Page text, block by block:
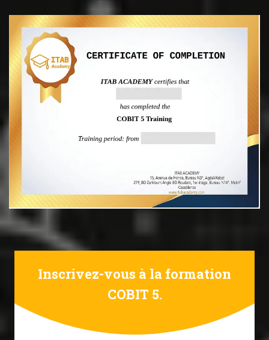
Inscrivez-vous à la formation
COBIT 5.